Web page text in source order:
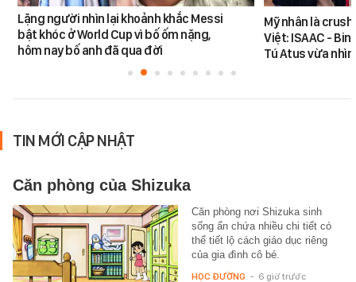
Lặng người nhìn lại khoảnh khắc Messi
bật khóc ở World Cup vì bố ốm nặng,
hôm nay bố anh đã qua đời
Mỹ nhân là
Việt: ISAAC -
Tú Atus vừa
TIN MỚI CẬP NHẬT
Căn phòng của Shizuka
Căn phòng nơi Shizuka sinh
sống ẩn chứa nhiều chi tiết có
thể tiết lộ cách giáo dục riêng
của gia đình cô bé.
HỌC ĐƯỜNG - 6 giờ trước